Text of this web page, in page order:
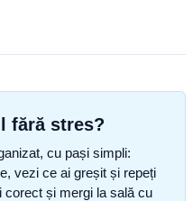
fără stres?
cu pași simpli:
vezi ce ai greșit și repeți
și mergi la sală cu